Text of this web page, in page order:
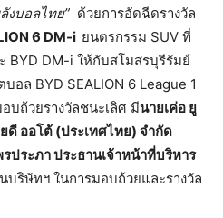
งบอลไทย” ด้วยการอัดฉีดรางวัล
6 DM-i ยนตรกรรม SUV ที่
BYD DM-i ให้กับสโมสรบุรีรัมย์
ล BYD SEALION 6 League 1
บถ้วยรางวัลชนะเลิศ มีนายเค่อ ยู
ดี ออโต้ (ประเทศไทย) จำกัด
ประภา ประธานเจ้าหน้าที่บริหาร
บริษัทฯ ในการมอบถ้วยและรางวัล